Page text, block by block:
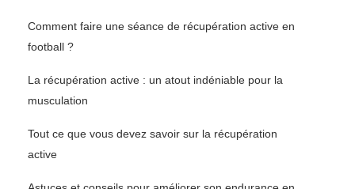
Comment faire une séance de récupération active en
football ?
La récupération active : un atout indéniable pour la
musculation
Tout ce que vous devez savoir sur la récupération
active